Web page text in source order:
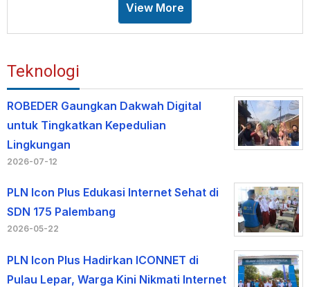
View More
Teknologi
ROBEDER Gaungkan Dakwah Digital
untuk Tingkatkan Kepedulian
Lingkungan
2026-07-12
PLN Icon Plus Edukasi Internet Sehat di
SDN 175 Palembang
2026-05-22
PLN Icon Plus Hadirkan ICONNET di
Pulau Lepar, Warga Kini Nikmati Internet